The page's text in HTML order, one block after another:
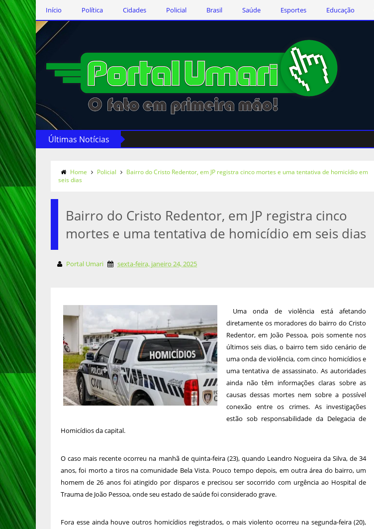
Início Política Cidades Policial Brasil Saúde Esportes Educação
Últimas Notícias
Home Policial
Bairro do Cristo Redentor, em JP registra cinco mortes e uma tentativa de homicídio em
seis dias
Bairro do Cristo Redentor, em JP registra cinco
mortes e uma tentativa de homicídio em seis dias
Portal Umari sexta-feira, janeiro 24, 2025
Uma onda de violência está afetando
diretamente os moradores do bairro do Cristo
Redentor, em João Pessoa, pois somente nos
últimos seis dias, o bairro tem sido cenário de
uma onda de violência, com cinco homicídios e
uma tentativa de assassinato. As autoridades
ainda não têm informações claras sobre as
causas dessas mortes nem sobre a possível
conexão entre os crimes. As investigações
estão sob responsabilidade da Delegacia de
Homicídios da capital.
O caso mais recente ocorreu na manhã de quinta-feira (23), quando Leandro Nogueira da Silva, de 34
anos, foi morto a tiros na comunidade Bela Vista. Pouco tempo depois, em outra área do bairro, um
homem de 26 anos foi atingido por disparos e precisou ser socorrido com urgência ao Hospital de
Trauma de João Pessoa, onde seu estado de saúde foi considerado grave.
Fora esse ainda houve outros homicídios registrados, o mais violento ocorreu na segunda-feira (20),